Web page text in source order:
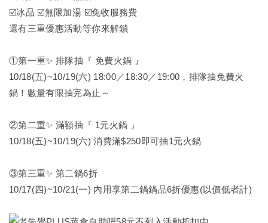
☑️冰品 ☑️無限加湯 ☑️免收服務費
還有三重優惠活動等你來解鎖
①第一重✨ 排隊抽『 免費火鍋 』
10/18(五)~10/19(六) 18:00／18:30／19:00，排隊抽免費火
鍋！數量有限抽完為止～
②第二重✨ 滿額抽『 1元火鍋 』
10/18(五)~10/19(六) 消費滿$250即可抽1元火鍋
③第三重✨ 第二鍋6折
10/17(四)~10/21(一) 內用享第二鍋鍋品6折優惠(以價低者計)